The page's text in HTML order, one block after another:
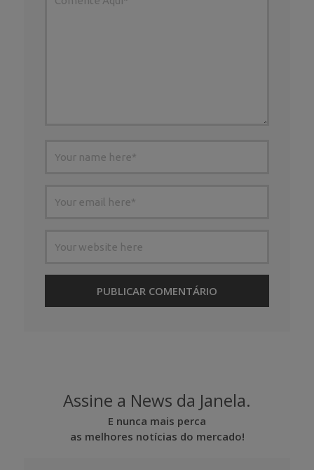
Assine a News da Janela.
E nunca mais perca
as melhores notícias do mercado!